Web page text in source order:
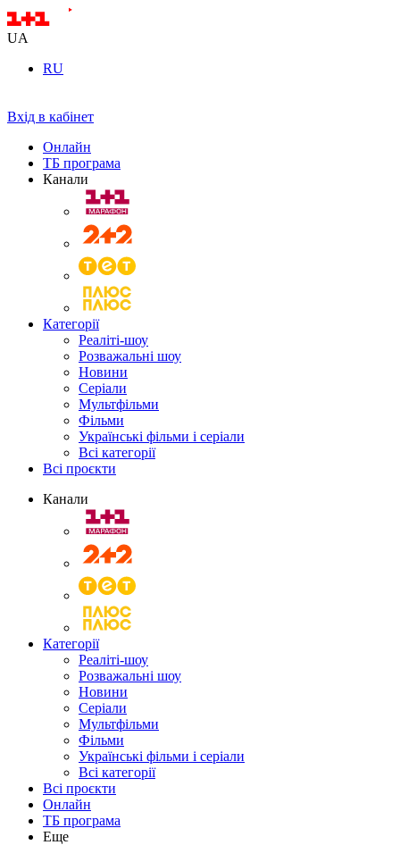
UA
RU
Вхід в кабінет
Онлайн
ТБ програма
Канали
Категорії
Реаліті-шоу
Розважальні шоу
Новини
Серіали
Мультфільми
Фільми
Українські фільми і серіали
Всі категорії
Всі проєкти
Канали
Категорії
Реаліті-шоу
Розважальні шоу
Новини
Серіали
Мультфільми
Фільми
Українські фільми і серіали
Всі категорії
Всі проєкти
Онлайн
ТБ програма
Еще